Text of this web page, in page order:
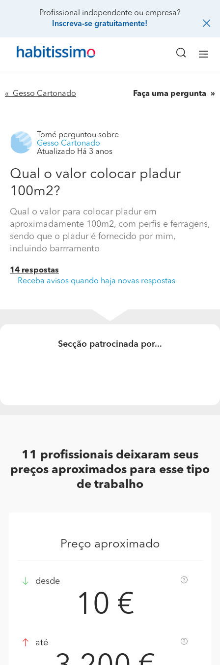
Profissional independente ou empresa?
Inscreva-se gratuitamente!
« Gesso Cartonado Faça uma pergunta
Tomé perguntou sobre
Gesso Cartonado
Atualizado Há 3 anos
Qual o valor colocar pladur
100m2?
Qual o valor para colocar pladur em
aproximadamente 100m2, com perfis e ferragens,
sendo que o pladur é fornecido por mim,
incluindo barrramento
14 respostas
Receba avisos quando haja novas respostas
Secção patrocinada por...
11 profissionais deixaram seus
preços aproximados para esse tipo
de trabalho
Preço aproximado
desde
10 €
até